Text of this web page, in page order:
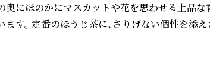
奥にほのかにマスカットや花を思わせる上品な
す。 定番のほうじ茶に、さりげない個性を添え